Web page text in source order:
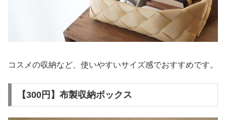
コスメの収納など、使いやすいサイズ感でおすすめです。
【300円】布製収納ボックス